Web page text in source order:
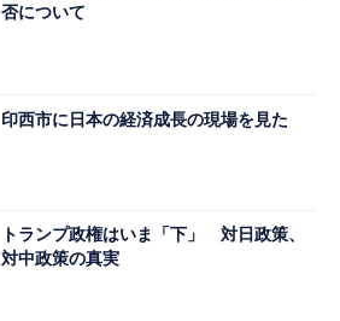
否について
印西市に日本の経済成長の現場を見た
トランプ政権はいま「下」 対日政策、
対中政策の真実